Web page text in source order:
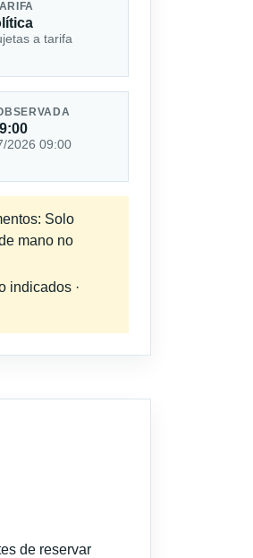
a tarifa
2026 09:00
Solo
mano no
indicados ·
de reservar